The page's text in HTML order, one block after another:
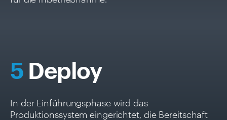
5 Deploy
In der Einführungsphase wird das
Produktionssystem eingerichtet, die Bereitschaft